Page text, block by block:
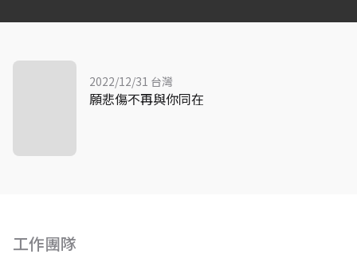
工作團隊
2022/12/31 台灣
願悲傷不再與你同在